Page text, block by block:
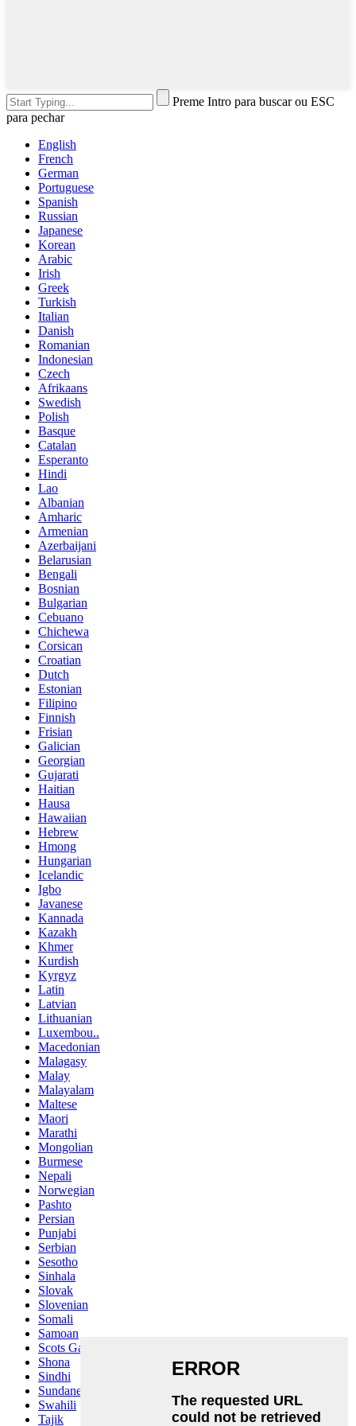
Preme Intro para buscar ou ESC
para pechar
English
French
German
Portuguese
Spanish
Russian
Japanese
Korean
Arabic
Irish
Greek
Turkish
Italian
Danish
Romanian
Indonesian
Czech
Afrikaans
Swedish
Polish
Basque
Catalan
Esperanto
Hindi
Lao
Albanian
Amharic
Armenian
Azerbaijani
Belarusian
Bengali
Bosnian
Bulgarian
Cebuano
Chichewa
Corsican
Croatian
Dutch
Estonian
Filipino
Finnish
Frisian
Galician
Georgian
Gujarati
Haitian
Hausa
Hawaiian
Hebrew
Hmong
Hungarian
Icelandic
Igbo
Javanese
Kannada
Kazakh
Khmer
Kurdish
Kyrgyz
Latin
Latvian
Lithuanian
Luxembou..
Macedonian
Malagasy
Malay
Malayalam
Maltese
Maori
Marathi
Mongolian
Burmese
Nepali
Norwegian
Pashto
Persian
Punjabi
Serbian
Sesotho
Sinhala
Slovak
Slovenian
Somali
Samoan
Scots Gaelic
Shona
Sindhi
Sundanese
Swahili
Tajik